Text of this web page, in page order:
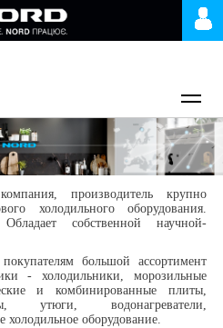
производитель крупно
холодильного оборудования.
собственной научной-
большой ассортимент
- холодильники, морозильные
и комбинированные плиты,
утюги, водонагреватели,
холодильное оборудование.